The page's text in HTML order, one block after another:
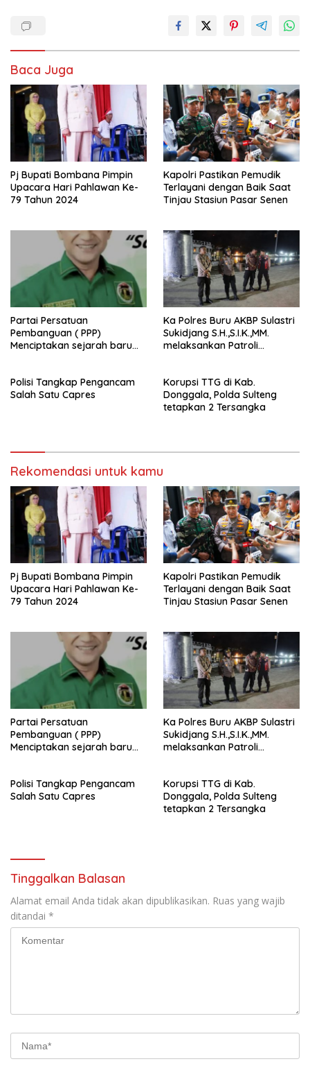
Baca Juga
Pj Bupati Bombana Pimpin
Upacara Hari Pahlawan Ke-
79 Tahun 2024
Kapolri Pastikan Pemudik
Terlayani dengan Baik Saat
Tinjau Stasiun Pasar Senen
Partai Persatuan
Pembanguan ( PPP)
Menciptakan sejarah baru
Buru (Namlea).
Ka Polres Buru AKBP Sulastri
Sukidjang S.H.,S.I.K.,MM.
melaksankan Patroli
Polisi Tangkap Pengancam
Salah Satu Capres
Korupsi TTG di Kab.
Donggala, Polda Sulteng
tetapkan 2 Tersangka
Rekomendasi untuk kamu
Pj Bupati Bombana Pimpin
Upacara Hari Pahlawan Ke-
79 Tahun 2024
Kapolri Pastikan Pemudik
Terlayani dengan Baik Saat
Tinjau Stasiun Pasar Senen
Partai Persatuan
Pembanguan ( PPP)
Menciptakan sejarah baru
Buru (Namlea).
Ka Polres Buru AKBP Sulastri
Sukidjang S.H.,S.I.K.,MM.
melaksankan Patroli
Polisi Tangkap Pengancam
Salah Satu Capres
Korupsi TTG di Kab.
Donggala, Polda Sulteng
tetapkan 2 Tersangka
Tinggalkan Balasan
Alamat email Anda tidak akan dipublikasikan. Ruas yang wajib
ditandai *